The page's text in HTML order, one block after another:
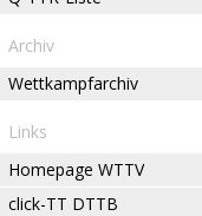
Archiv
Wettkampfarchiv
Links
Homepage WTTV
click-TT DTTB